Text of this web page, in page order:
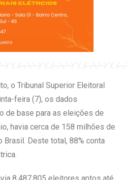
o Tribunal Superior Eleitoral
feira (7), os dados
de base para as eleições de
havia cerca de 158 milhões de
Deste total, 88% conta
8.487.805 eleitores aptos até